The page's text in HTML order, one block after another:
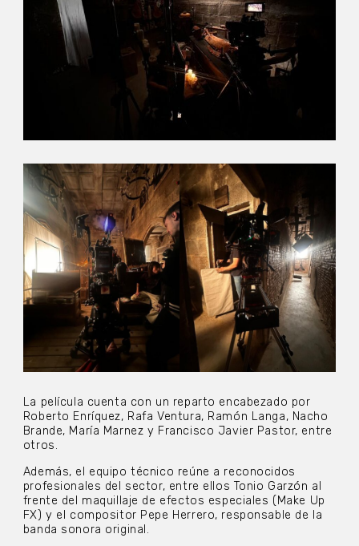
La película cuenta con un reparto encabezado por
Roberto Enríquez, Rafa Ventura, Ramón Langa, Nacho
Brande, María Marnez y Francisco Javier Pastor, entre
otros.
Además, el equipo técnico reúne a reconocidos
profesionales del sector, entre ellos Tonio Garzón al
frente del maquillaje de efectos especiales (Make Up
FX) y el compositor Pepe Herrero, responsable de la
banda sonora original.